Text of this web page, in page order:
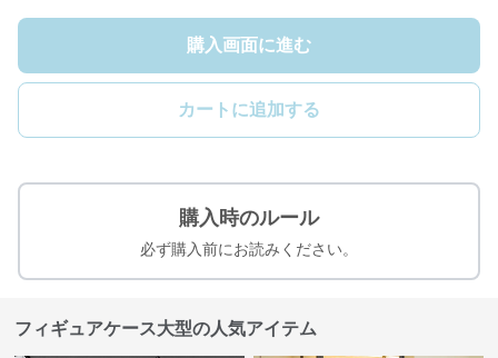
購入画面に進む
カートに追加する
購入時のルール
必ず購入前にお読みください。
フィギュアケース大型の人気アイテム